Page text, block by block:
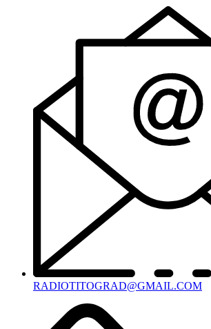
RADIOTITOGRAD@GMAIL.COM